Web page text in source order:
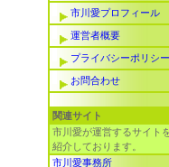
市川愛プロフィール
運営者概要
プライバシーポリシー
お問合わせ
関連サイト
市川愛が運営するサイト
紹介しております。
市川愛事務所